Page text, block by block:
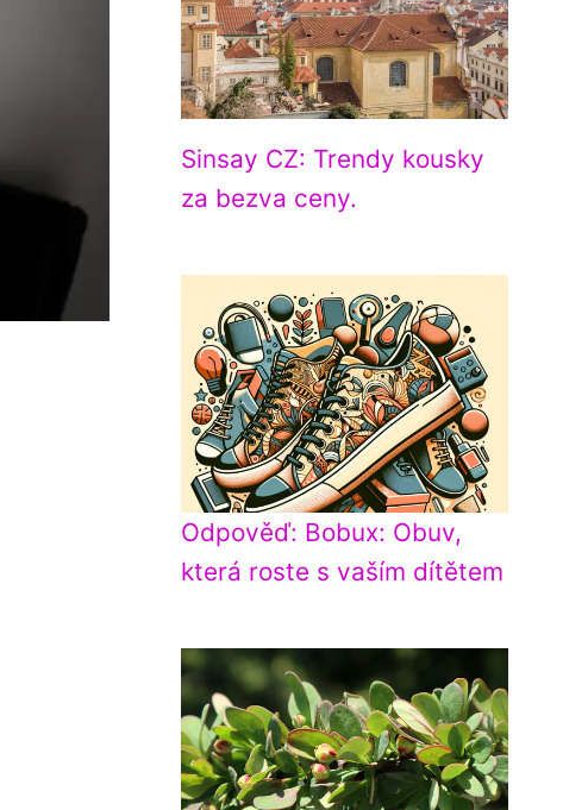
Sinsay CZ: Trendy kousky
za bezva ceny.
Odpověď: Bobux: Obuv,
která roste s vaším dítětem